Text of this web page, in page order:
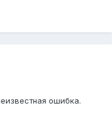
ошибка.